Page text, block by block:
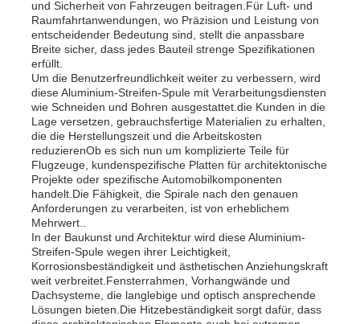
Aluminiumplatte
Aluminiumkreis
Farbbeschichtete Aluminiumspule
Aluminiumspule
Aluminiumstreifen-Spule
Aluminiumkarschtafel
Prägeartiges Aluminium
und Sicherheit von Fahrzeugen beitragen.Für Luft- und
Raumfahrtanwendungen, wo Präzision und Leistung von
entscheidender Bedeutung sind, stellt die anpassbare
Breite sicher, dass jedes Bauteil strenge Spezifikationen
erfüllt.
Um die Benutzerfreundlichkeit weiter zu verbessern, wird
diese Aluminium-Streifen-Spule mit Verarbeitungsdiensten
wie Schneiden und Bohren ausgestattet.die Kunden in die
Lage versetzen, gebrauchsfertige Materialien zu erhalten,
die die Herstellungszeit und die Arbeitskosten
reduzierenOb es sich nun um komplizierte Teile für
Flugzeuge, kundenspezifische Platten für architektonische
Projekte oder spezifische Automobilkomponenten
handelt.Die Fähigkeit, die Spirale nach den genauen
Anforderungen zu verarbeiten, ist von erheblichem
Mehrwert..
In der Baukunst und Architektur wird diese Aluminium-
Streifen-Spule wegen ihrer Leichtigkeit,
Korrosionsbeständigkeit und ästhetischen Anziehungskraft
weit verbreitet.Fensterrahmen, Vorhangwände und
Dachsysteme, die langlebige und optisch ansprechende
Lösungen bieten.Die Hitzebeständigkeit sorgt dafür, dass